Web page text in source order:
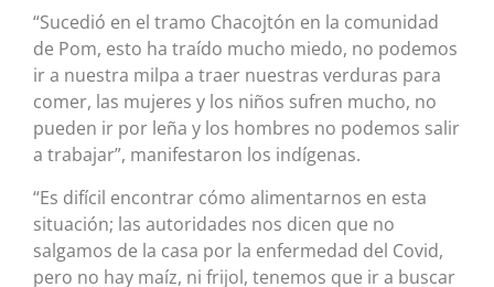
“Sucedió en el tramo Chacojtón en la comunidad
de Pom, esto ha traído mucho miedo, no podemos
ir a nuestra milpa a traer nuestras verduras para
comer, las mujeres y los niños sufren mucho, no
pueden ir por leña y los hombres no podemos salir
a trabajar”, manifestaron los indígenas.
“Es difícil encontrar cómo alimentarnos en esta
situación; las autoridades nos dicen que no
salgamos de la casa por la enfermedad del Covid,
pero no hay maíz, ni frijol, tenemos que ir a buscar